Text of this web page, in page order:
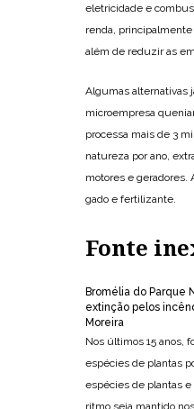
eletricidade e
renda, principalmente
além de reduzir as
Algumas alternativas
microempresa
processa mais de 3
natureza por ano,
motores e geradores.
gado e fertilizante.
Fonte
Bromélia do Parque
extinção pelos
Moreira
Nos últimos 15 anos,
espécies de plantas
espécies de plantas
ritmo seja mantido